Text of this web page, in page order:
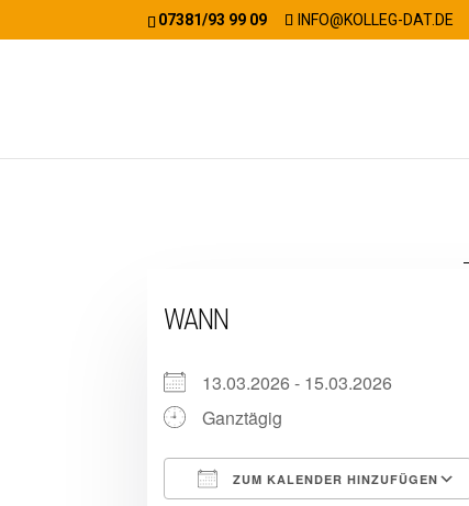
07381/93 99 09 INFO@KOLLEG-DAT.DE
WANN
13.03.2026 - 15.03.2026
Ganztägig
ZUM KALENDER HINZUFÜGEN